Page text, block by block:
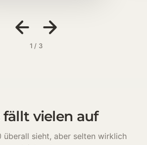
1 / 3
fällt vielen auf
überall sieht, aber selten wirklich